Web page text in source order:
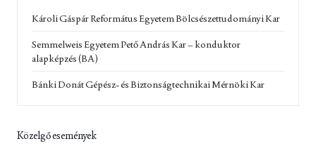
Károli Gáspár Református Egyetem Bölcsészettudományi Kar
Semmelweis Egyetem Pető András Kar – konduktor
alapképzés (BA)
Bánki Donát Gépész- és Biztonságtechnikai Mérnöki Kar
Közelgő események